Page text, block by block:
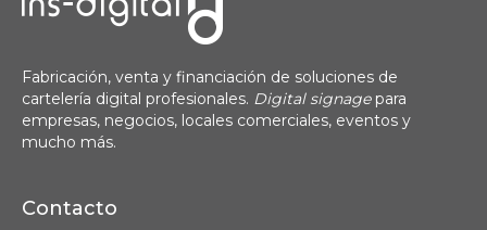
Fabricación, venta y financiación de soluciones de
cartelería digital profesionales. Digital signage para
empresas, negocios, locales comerciales, eventos y
mucho más.
Contacto